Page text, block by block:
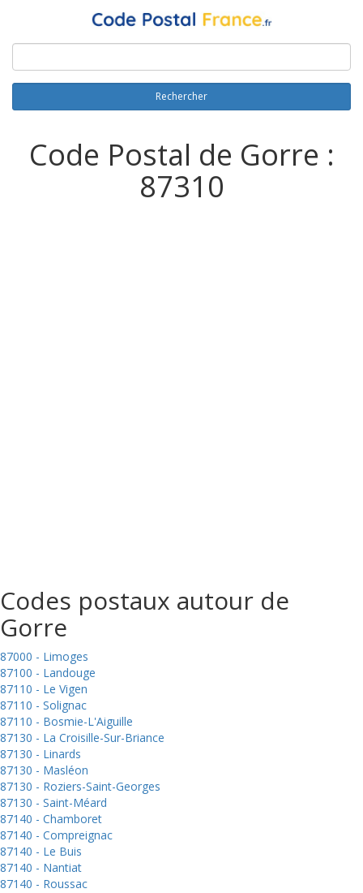
Rechercher
Code Postal de Gorre :
87310
Codes postaux autour de
Gorre
87000 - Limoges
87100 - Landouge
87110 - Le Vigen
87110 - Solignac
87110 - Bosmie-L'Aiguille
87130 - La Croisille-Sur-Briance
87130 - Linards
87130 - Masléon
87130 - Roziers-Saint-Georges
87130 - Saint-Méard
87140 - Chamboret
87140 - Compreignac
87140 - Le Buis
87140 - Nantiat
87140 - Roussac